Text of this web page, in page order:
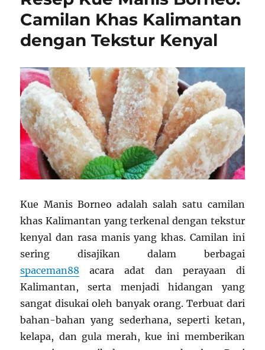
Camilan Khas Kalimantan
dengan Tekstur Kenyal
Kue Manis Borneo adalah salah satu camilan
khas Kalimantan yang terkenal dengan tekstur
kenyal dan rasa manis yang khas. Camilan ini
sering disajikan dalam berbagai
spaceman88 acara adat dan perayaan di
Kalimantan, serta menjadi hidangan yang
sangat disukai oleh banyak orang. Terbuat dari
bahan-bahan yang sederhana, seperti ketan,
kelapa, dan gula merah, kue ini memberikan